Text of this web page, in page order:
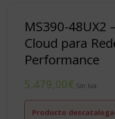
MS390-48UX2
Cloud para
Performance
€
Producto